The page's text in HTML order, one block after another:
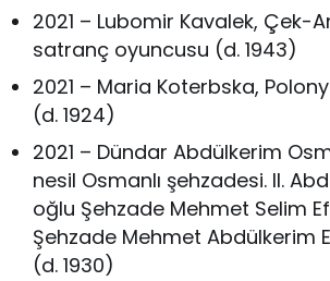
2021 – Lubomir Kavalek, Çek-
satranç oyuncusu (d. 1943)
2021 – Maria Koterbska,
(d. 1924)
2021 – Dündar Abdülkerim
nesil Osmanlı şehzadesi. II.
oğlu Şehzade Mehmet Selim
Şehzade Mehmet Abdülkerim
(d. 1930)